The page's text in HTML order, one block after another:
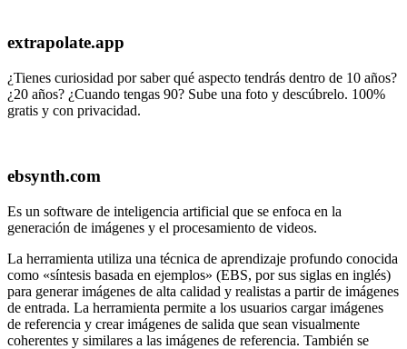
extrapolate.app
¿Tienes curiosidad por saber qué aspecto tendrás dentro de 10 años?
¿20 años? ¿Cuando tengas 90? Sube una foto y descúbrelo. 100%
gratis y con privacidad.
ebsynth.com
Es un software de inteligencia artificial que se enfoca en la
generación de imágenes y el procesamiento de videos.
La herramienta utiliza una técnica de aprendizaje profundo conocida
como «síntesis basada en ejemplos» (EBS, por sus siglas en inglés)
para generar imágenes de alta calidad y realistas a partir de imágenes
de entrada. La herramienta permite a los usuarios cargar imágenes
de referencia y crear imágenes de salida que sean visualmente
coherentes y similares a las imágenes de referencia. También se